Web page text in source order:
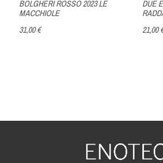
BOLGHERI ROSSO 2023 LE
MACCHIOLE
31,00 €
DUE
21,00 €